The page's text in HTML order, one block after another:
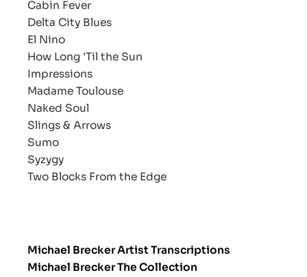
Cabin Fever
Delta City Blues
El Nino
How Long 'Til the Sun
Impressions
Madame Toulouse
Naked Soul
Slings & Arrows
Sumo
Syzygy
Two Blocks From the Edge
Michael Brecker Artist Transcriptions
Michael Brecker The Collection